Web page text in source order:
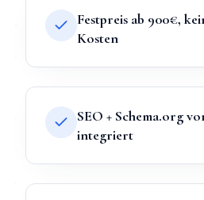
Festpreis ab 900€,
Kosten
SEO + Schema.org
integriert